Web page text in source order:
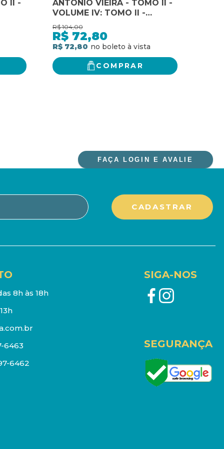
II -
ANTÓNIO VIEIRA - TOMO II -
VOLUME IV: TOMO II -
VOLUME IV: SERMÕES DA
QUARESMA E DA SEMANA
SANTA
R$ 104,00
R$ 72,80
R$ 72,80
COMPRAR
FAÇA LOGIN E AVALIE
8h às 18h
6463
6462
SIGA-NOS
SEGURANÇA